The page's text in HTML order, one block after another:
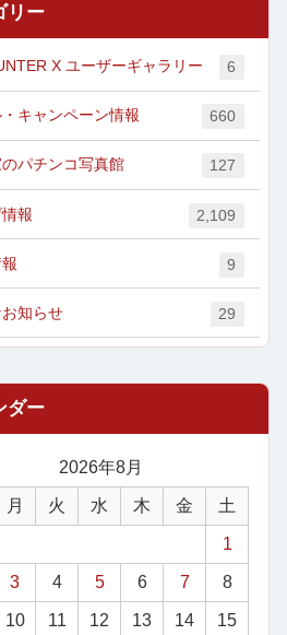
リー
X ユーザーギャラリー 6
キャンペーン情報 660
パチンコ写真館 127
報 2,109
9
知らせ 29
2026年8月
月 火 水 木 金 土
1
3 4 5 6 7 8
10 11 12 13 14 15